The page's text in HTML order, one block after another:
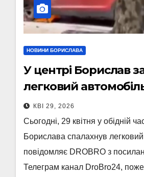
НОВИНИ БОРИСЛАВА
У центрі Борислав
легковий
КВІ 29, 2026
Сьогодні, 29 квітня у обідній
Борислава спалахнув
повідомляє DROBRO з
Телеграм канал DroBro24,